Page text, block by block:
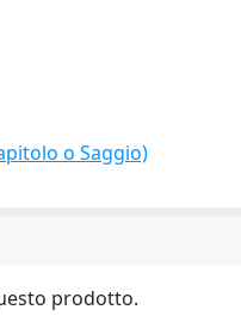
o Saggio)
prodotto.